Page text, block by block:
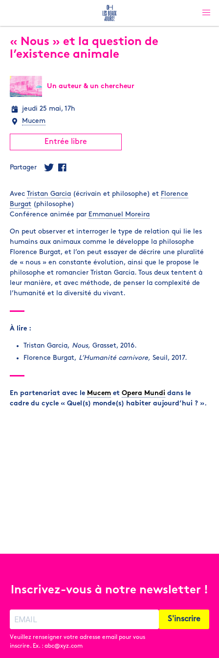
« Nous » et la question de
l’existence animale
Un auteur & un chercheur
jeudi 25 mai, 17h
Mucem
Entrée libre
Partager
Avec Tristan Garcia (écrivain et philosophe) et Florence
Burgat (philosophe)
Conférence animée par Emmanuel Moreira
On peut observer et interroger le type de relation qui lie les
humains aux animaux comme le développe la philosophe
Florence Burgat, et l’on peut essayer de décrire une pluralité
de « nous » en constante évolution, ainsi que le propose le
philosophe et romancier Tristan Garcia. Tous deux tentent à
leur manière, et avec méthode, de penser la complexité de
l’humanité et la diversité du vivant.
À lire :
Tristan Garcia, Nous, Grasset, 2016.
Florence Burgat, L’Humanité carnivore, Seuil, 2017.
En partenariat avec le Mucem et Opera Mundi dans le
cadre du cycle « Quel(s) monde(s) habiter aujourd’hui ? ».
Inscrivez-vous à notre newsletter !
Veuillez renseigner votre adresse email pour vous
inscrire. Ex. : abc@xyz.com
S'inscrire